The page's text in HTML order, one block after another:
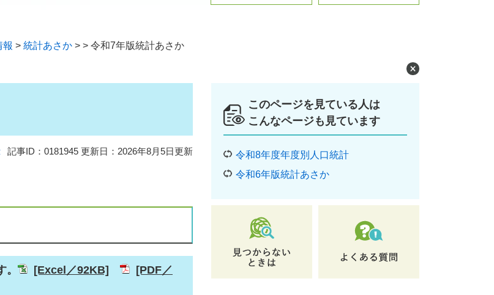
報 > 統計あさか > > 令和7年版統計あさか
記事ID：0181945 更新日：2026年8月5日更新
[Excel／92KB]
[PDF／
このページを見ている人は
こんなページも見ています
令和8年度年度別人口統計
令和6年版統計あさか